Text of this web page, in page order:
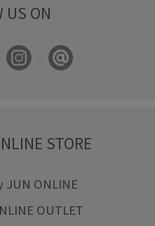
US ON
STORE
JUN ONLINE
OUTLET